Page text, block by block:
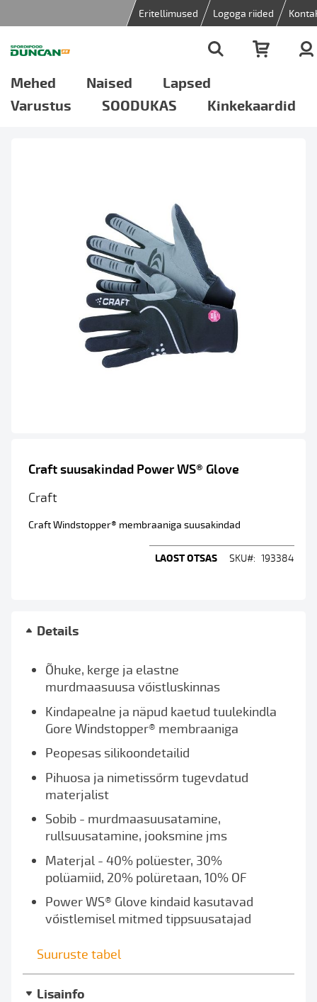
Eritellimused Logoga riided
Mehed Naised
Lapsed
Varustus
SOODUKAS Kinkekaardid
the
images
Craft suusakindad Power WS® Glove
Craft
Craft Windstopper® membraaniga suusakindad
LAOST OTSAS SKU 193384
Details
Õhuke, kerge ja elastne
murdmaasuusa võistluskinnas
Kindapealne ja näpud kaetud tuulekindla
Gore Windstopper® membraaniga
Peopesas silikoondetailid
Pihuosa ja nimetissõrm tugevdatud
materjalist
Sobib - murdmaasuusatamine,
rullsuusatamine, jooksmine jms
Materjal - 40% polüester, 30%
polüamiid, 20% polüretaan, 10% OF
Power WS® Glove kindaid kasutavad
võistlemisel mitmed tippsuusatajad
Suuruste tabel
Lisainfo